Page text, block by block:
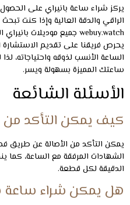
ما هي مدة ضمان
تختلف مدة الضمان حسب الموديل
رسمي يغطي عيوب الصناعة
البال ويضمن استمرارية أداء الساعة
هل توفرون خدمة
وتشمل الخدمة الصيانة الدورية
مما يحافظ على قيمتها ويطيل عمرها